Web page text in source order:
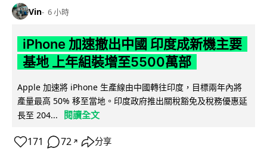
Vin 6 小時
iPhone 加速撤出中國 印度成新機主要
基地 上年組裝增至5500萬部
Apple 加速將 iPhone 生產線由中國轉往印度，目標兩年內將
產量最高 50% 移至當地。印度政府推出關稅豁免及稅務優惠延
長至 204...
閱讀全文
171 72 ↗ 分享